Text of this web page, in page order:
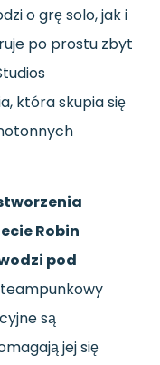
o grę solo, jak i
po prostu zbyt
która skupia się
Robin
pod
są
jej się